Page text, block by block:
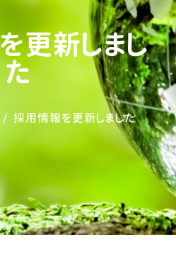
更新しまし
た
採用情報を更新しました